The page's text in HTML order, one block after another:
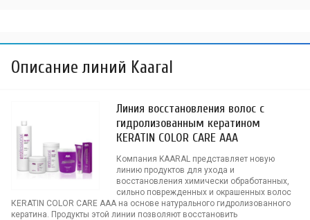
Описание линий Kaaral
Линия восстановления волос c
гидролизованным кератином
КERATIN COLOR CARE AAA
Компания KAARAL представляет новую
линию продуктов для ухода и
восстановления химически обработанных,
сильно поврежденных и окрашенных волос
КERATIN COLOR CARE AAA на основе натурального гидролизованного
кератина. Продукты этой линии позволяют восстановить